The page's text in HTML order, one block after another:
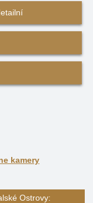
kamery
Ostrovy: